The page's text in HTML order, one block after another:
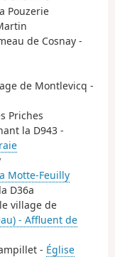
Pouzerie
de Cosnay -
de Montlevicq -
Priches
la D943 -
Motte-Feuilly
D36a
village de
- Affluent de
- Église